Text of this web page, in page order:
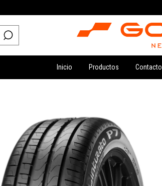
Inicio Productos Contacto